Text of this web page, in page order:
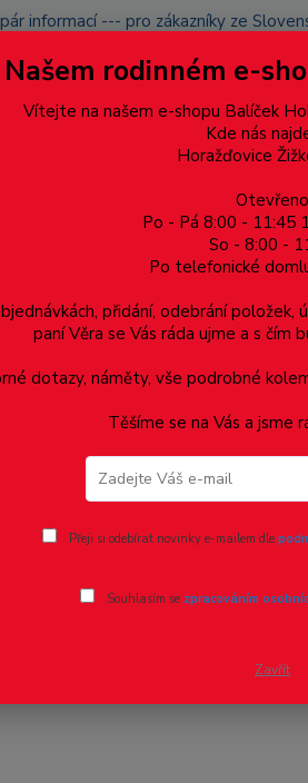
informací --- pro zákazníky ze
zásilku nevyzvednete, bude po
přidán na blacklist a rušeny
platba Více
Dárkové poukazy, upomínkové
velká
rodinném e-
Vítejte na našem e-shopu Balíček
Kde nás
Horažďovice
Otevřeno
Po - Pá 8:00 - 11:45
So - 8:00 -
Po telefonické
přidání, odebrání
paní Věra se Vás ráda ujme a s čím
dotazy, náměty, vše podrobné
Těšíme se na Vás a jsme
Přeji si odebírat novinky e-mailem dle
Souhlasím se zpracováním
Zavřít